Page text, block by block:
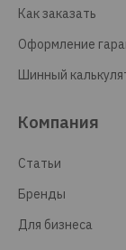
Как заказать
Оформление
Шинный
Компания
Статьи
Бренды
Для бизнеса